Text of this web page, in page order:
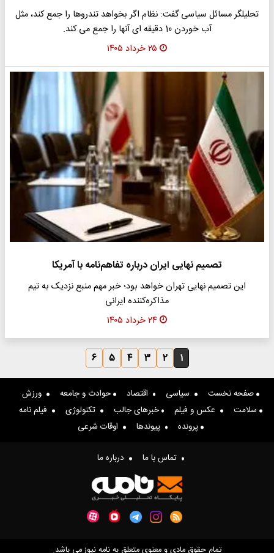
تحلیلگر مسائل سیاسی گفت: نظام اگر بخواهد تندروها را جمع کند، مثل
آب خوردن 10 دقیقه ای آنها را جمع می کند.
۲۵ خرداد ۱۴۰۵
تصمیم نهایی ایران درباره تفاهم‌نامه با آمریکا
این تصمیم نهایی تهران خواهد بود؛ خبر مهم منبع نزدیک به تیم
مذاکره‌کننده ایرانی
۲۴ خرداد ۱۴۰۵
۱ ۲ ۳ ۴ ۵ ۶
صفحه نخست سیاسی اقتصاد حوادث و جامعه
ورزش
سلامت
عکس و فیلم خبرهای جالب تکنولوژی
فیلم نامه
پرونده
پیوندها اوقات شرعی
تماس با ما درباره ما
تمام حقوق مادی و معنوی متعلق به نامه نیوز می باشد.